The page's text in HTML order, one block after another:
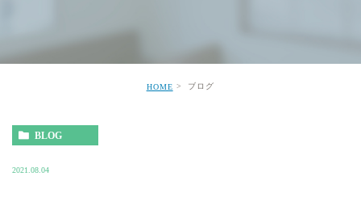
HOME ブログ
BLOG
2021.08.04